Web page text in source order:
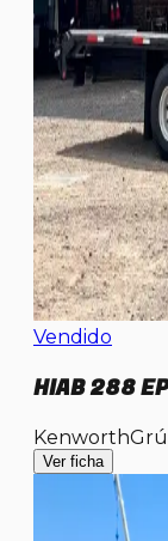
Vendido
HIAB 288 EP
Kenworth
Ver ficha